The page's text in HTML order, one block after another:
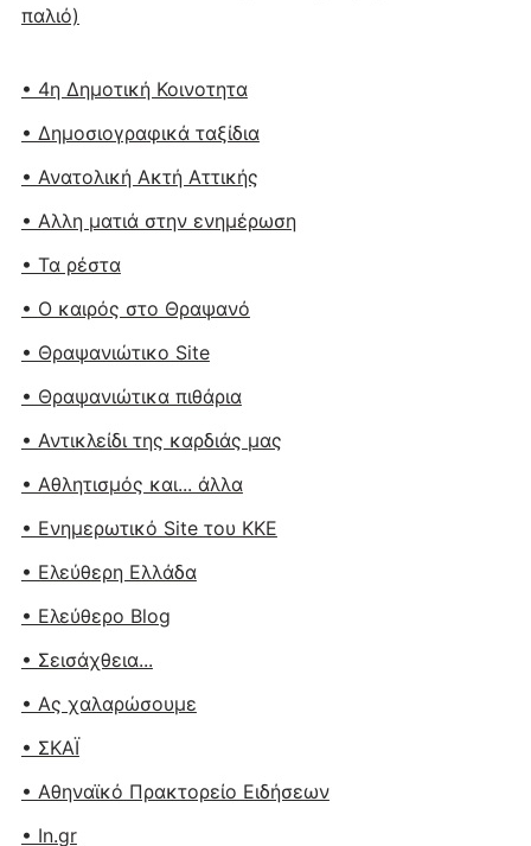
παλιό)
• 4η Δημοτική Κοινοτητα
• Δημοσιογραφικά ταξίδια
• Ανατολική Ακτή Αττικής
• Αλλη ματιά στην ενημέρωση
• Τα ρέστα
• Ο καιρός στο Θραψανό
• Θραψανιώτικο Site
• Θραψανιώτικα πιθάρια
• Αντικλείδι της καρδιάς μας
• Αθλητισμός και... άλλα
• Ενημερωτικό Site του ΚΚΕ
• Ελεύθερη Ελλάδα
• Ελεύθερο Blog
• Σεισάχθεια...
• Ας χαλαρώσουμε
• ΣΚΑΪ
• Αθηναϊκό Πρακτορείο Ειδήσεων
• In.gr